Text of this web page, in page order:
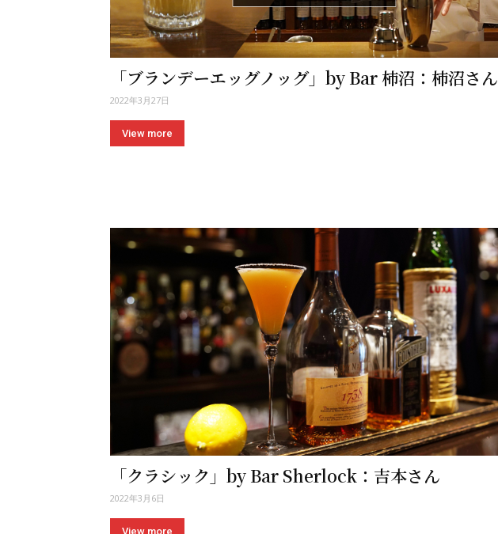
「ブランデーエッグノッグ」by Bar 柿沼：柿沼さん
2022年3月27日
View more
「クラシック」by Bar Sherlock：吉本さん
2022年3月6日
View more